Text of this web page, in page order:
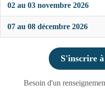
02 au 03 novembre 2026
07 au 08 décembre 2026
S'inscrire
Besoin d'un